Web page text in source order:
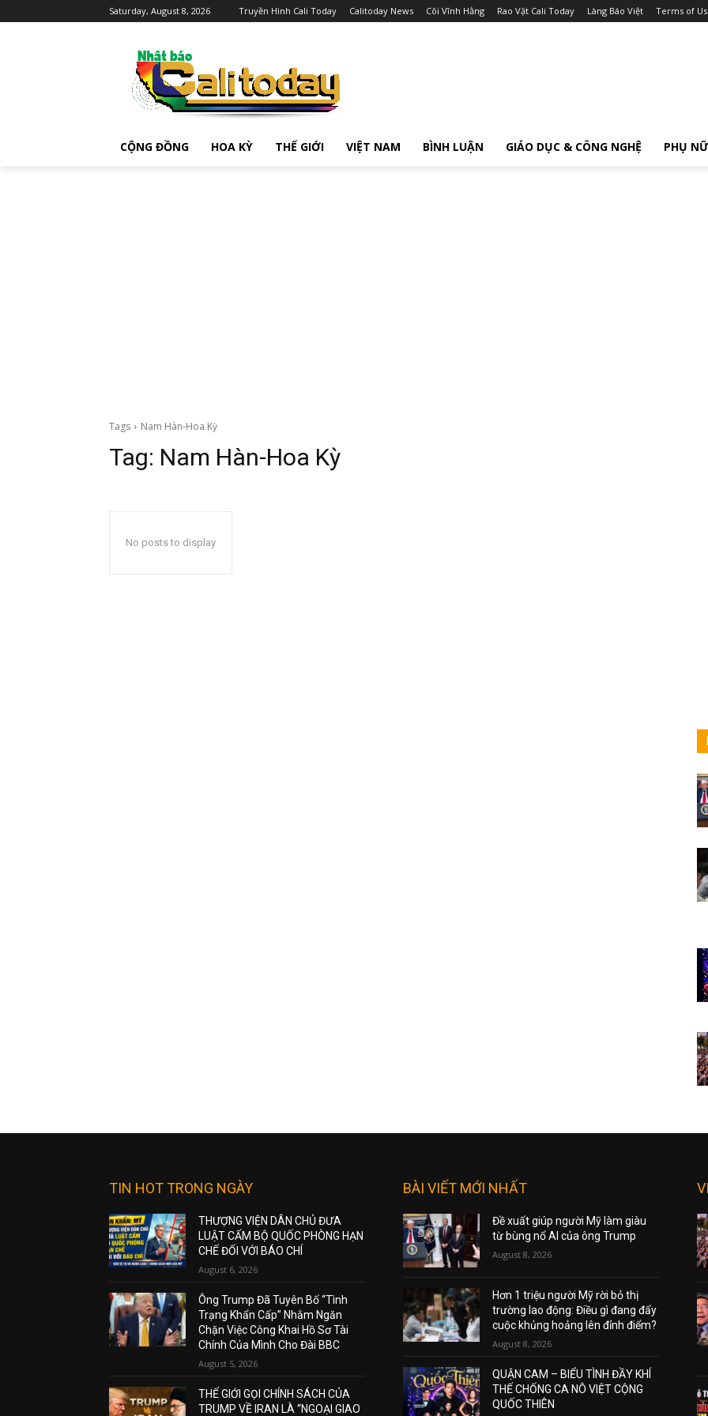
Saturday, August 8, 2026 Truyền Hình Cali Today Calitoday News Cõi Vĩnh Hằng Rao Vặt Cali Today Làng Báo Việt Terms of
CỘNG ĐỒNG HOA KỲ THẾ GIỚI VIỆT NAM BÌNH LUẬN GIÁO DỤC & CÔNG NGHỆ PHỤ NỮ
Tags Nam Hàn-Hoa Kỳ
Tag: Nam Hàn-Hoa Kỳ
No posts to display
TIN HOT TRONG NGÀY
THƯỢNG VIỆN DÂN CHỦ ĐƯA
LUẬT CẤM BỘ QUỐC PHÒNG HẠN
CHẾ ĐỐI VỚI BÁO CHÍ
August 6, 2026
Ông Trump Đã Tuyên Bố “Tình
Trạng Khẩn Cấp” Nhằm Ngăn
Chặn Việc Công Khai Hồ Sơ Tài
Chính Của Mình Cho Đài BBC
August 5, 2026
THẾ GIỚI GỌI CHÍNH SÁCH CỦA
TRUMP VỀ IRAN LÀ “NGOẠI GIAO
BÀI VIẾT MỚI NHẤT
Đề xuất giúp người Mỹ làm giàu
từ bùng nổ AI của ông Trump
August 8, 2026
Hơn 1 triệu người Mỹ rời bỏ thị
trường lao động: Điều gì đang đẩy
cuộc khủng hoảng lên đỉnh điểm?
August 8, 2026
QUẬN CAM – BIỂU TÌNH ĐẦY KHÍ
THẾ CHỐNG CA NÔ VIỆT CỘNG
QUỐC THIÊN